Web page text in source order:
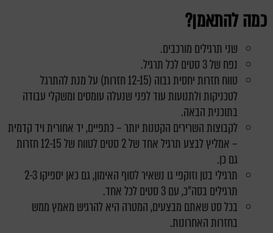
כמה להתאמן?
שני תרגילים מורכבים.
נפח של 3 סטים לכל תרגיל.
טווח חזרות יחסית גבוה (12-15 חזרות) על מנת להתרגל
לטכניקות ולתנועות עוד לפני שנעלה עומסים ומשקלי עבודה
בתוכנית הבאה.
לקבוצות השרירים הקטנות יותר – כתפיים, יד אחורית ויד קדמית
– אמליץ לבצע תרגיל אחד של 2 סטים לטווח של 12-15 חזרות
גם כן.
תרגילי בטן וזוקפי גו נשאיר לסוף האימון, גם כאן יספיקו 2-3
תרגילים בסה"כ, עם 3 סטים לכל אחד.
בכל סט שאתם מבצעים, המטרה היא להרגיש מאמץ ממש
בחזרות האחרונות.